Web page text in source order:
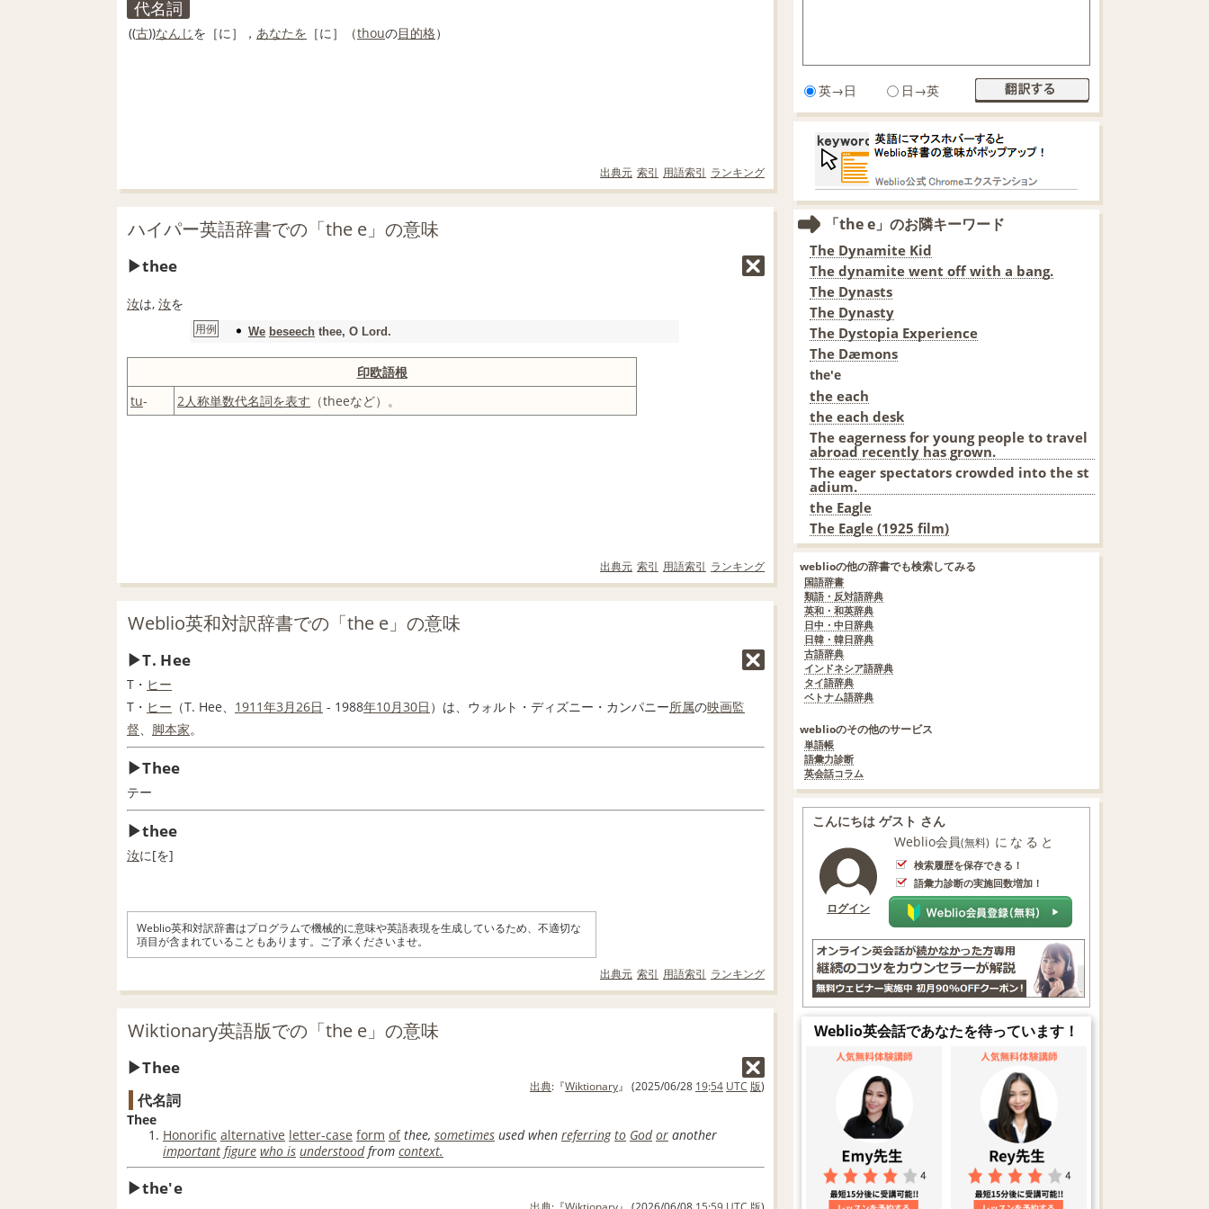
代名詞
((古))なんじを［に］， あなたを ［に］（thouの目的格）
出典元 索引 用語索引 ランキング
ハイパー英語辞書での「the e」の意味
thee
汝は, 汝を
用例 We beseech thee, O Lord.
印欧語根
tu- 2人称単数代名詞を表す （theeなど）。
出典元 索引 用語索引 ランキング
Weblio英和対訳辞書での「the e」の意味
T. Hee
T・ ヒー
T・ ヒー （T. Hee、 1911年3月 26日 - 1988年10月30日 ）は、ウォルト・ディズニー・カンパニー所属の映画監
督
脚本家。
Thee
テー
thee
汝に[を]
Weblio英和対訳辞書はプログラムで機械的に意味や英語表現を生成しているため、不適切な
項目が含まれていることもあります。ご了承くださいませ。
出典元 索引 用語索引 ランキング
Wiktionary英語版での「the e」の意味
Thee
出典:『Wiktionary』 (2025/06/28 19:54 UTC 版)
代名詞
Thee
Honorific alternative letter-case form of thee, sometimes used when referring to God or another
important figure who is understoodfrom context.
the'e
英→日 日→英
「the e」のお隣キーワード
The Dynamite Kid
The dynamite went off with a bang.
The Dynasts
The Dynasty
The Dystopia Experience
The Dæmons
the'e
the each
the each desk
The eagerness for young people to travel
abroad recently has grown.
The eager spectators crowded into the st
adium.
the Eagle
The Eagle (1925 film)
weblioの他の辞書でも検索してみる
国語辞書
類語・反対語辞典
英和・和英辞典
日中・中日辞典
日韓・韓日辞典
古語辞典
インドネシア語辞典
タイ語辞典
ベトナム語辞典
weblioのその他のサービス
単語帳
語彙力診断
英会話コラム
こんにちは ゲスト さん
ログイン
Weblio会員(無料) になると
検索履歴を保存できる！
語彙力診断の実施回数増加！
Weblio英会話であなたを待っています！